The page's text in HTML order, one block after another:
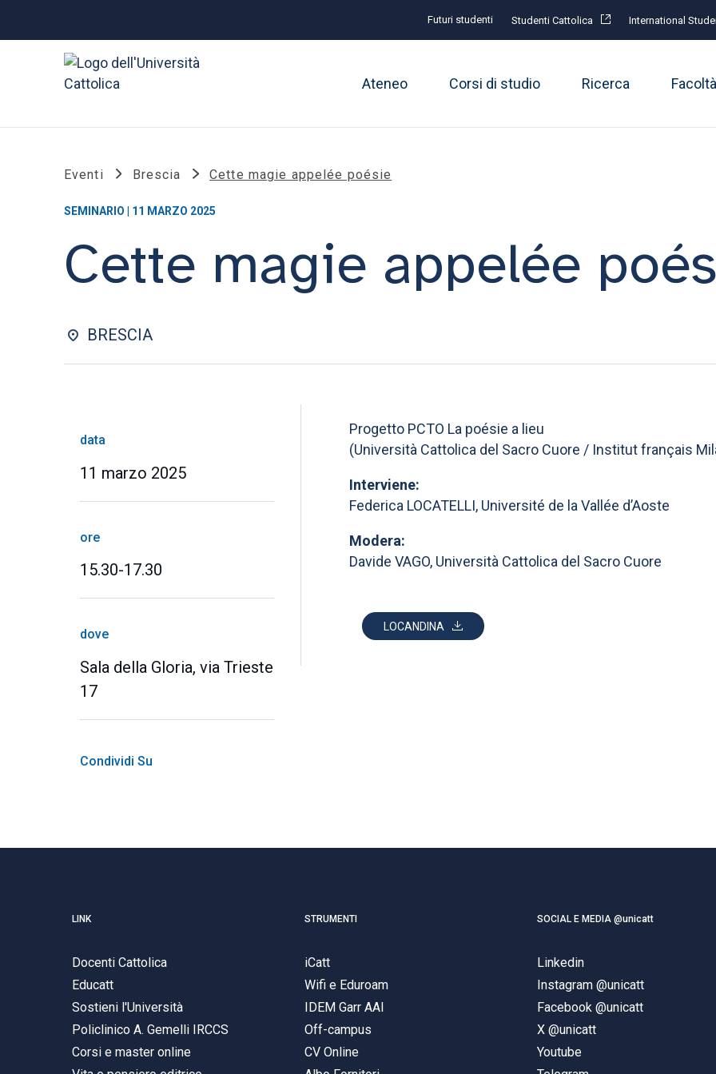
Futuri studenti Studenti Cattolica International
Ateneo Corsi di studio Ricerca
Eventi Brescia Cette magie appelée poésie
SEMINARIO | 11 MARZO 2025
Cette magie appelée
BRESCIA
data
11 marzo 2025
ore
15.30-17.30
dove
Sala della Gloria, via Trieste
17
Condividi Su
Progetto PCTO La poésie a lieu
(Università Cattolica del Sacro Cuore / Institut français
Interviene:
Federica LOCATELLI, Université de la Vallée d’Aoste
Modera:
Davide VAGO, Università Cattolica del Sacro Cuore
LOCANDINA
LINK
Docenti Cattolica
Educatt
Sostieni l'Università
Policlinico A. Gemelli IRCCS
Corsi e master online
STRUMENTI
iCatt
Wifi e Eduroam
IDEM Garr AAI
Off-campus
CV Online
SOCIAL E MEDIA @unicatt
Linkedin
Instagram @unicatt
Facebook @unicatt
X @unicatt
Youtube